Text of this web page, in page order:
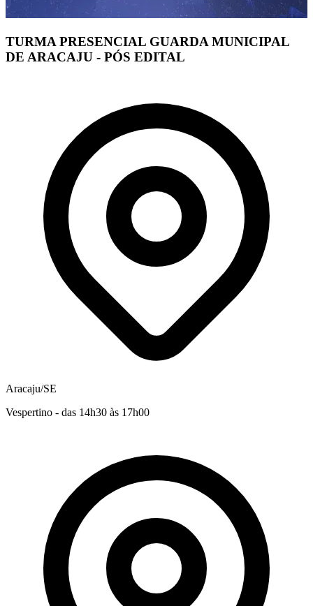
TURMA PRESENCIAL GUARDA MUNICIPAL
DE ARACAJU - PÓS EDITAL
Aracaju/SE
Vespertino - das 14h30 às 17h00